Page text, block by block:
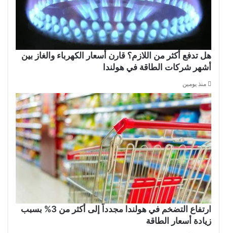
هل تدفع أكثر من اللازم؟ قارن أسعار الكهرباء والغاز بين
أشهر شركات الطاقة في هولندا
منذ يومين
ارتفاع التضخم في هولندا مجدداً إلى أكثر من 3% بسبب
زيادة أسعار الطاقة